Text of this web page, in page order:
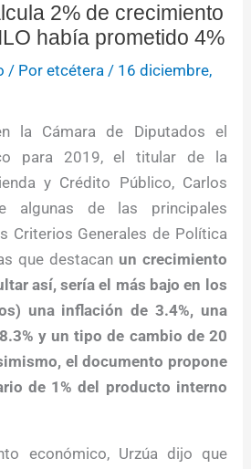
2% de crecimiento
había prometido 4%
/ Poretcétera / 16 diciembre,
la Cámara de Diputados el
para 2019, el titular de la
y Crédito Público, Carlos
algunas de las principales
Criterios Generales de Política
que destacan un crecimiento
así, sería el más bajo en los
una inflación de 3.4%, una
y un tipo de cambio de 20
el documento propone
de 1% del producto interno
económico, Urzúa dijo que